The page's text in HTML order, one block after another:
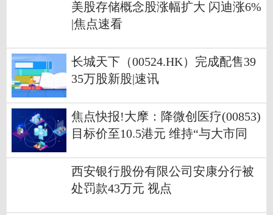
美股存储概念股涨幅扩大 闪迪涨6%
|焦点速看
长城天下（00524.HK）完成配售39
35万股新股|速讯
焦点快报!大摩：降微创医疗(00853)
目标价至10.5港元 维持“与大市同
西安银行股份有限公司安康分行被
处罚款43万元 视点